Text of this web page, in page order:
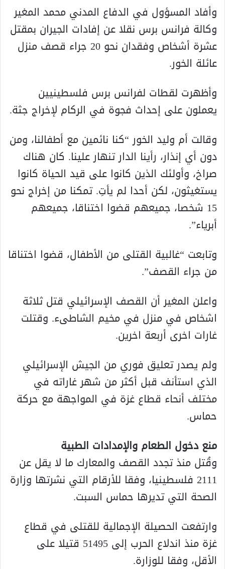
وأفاد المسؤول في الدفاع المدني محمد المغير
وكالة فرانس برس نقلا عن إفادات الجيران بمقتل
عشرة أشخاص وفقدان نحو 20 جراء قصف منزل
عائلة الخور.
وأظهرت لقطات لفرانس برس فلسطينيين
يعملون على إحداث فجوة في الركام لإخراج جثة.
وقالت أم وليد الخور “كنا نائمين مع أطفالنا، ومن
دون أي إنذار، رأينا الدار تنهار علينا. كان هناك
صراخ، وأولئك الذين كانوا على قيد الحياة كانوا
يستغيثون، لكن أحدا لم يأتِ. تمكنا من إخراج نحو
15 شخصا، جميعهم قضوا اختناقا، جميعهم
أبرياء”.
وتابعت “غالبية القتلى من الأطفال، قضوا اختناقا
من جراء القصف”.
واعلن المغير أن القصف الإسرائيلي قتل ثلاثة
اشخاص في منزل في مخيم الشاطىء. وقتلت
غارات اخرى أربعة اخرين.
ولم يصدر تعليق فوري من الجيش الإسرائيلي
الذي استأنف قبل أكثر من شهر غاراته في
مختلف أنحاء قطاع غزة في المواجهة مع حركة
حماس.
منع دخول الطعام والإمدادات الطبية
وقُتل منذ تجدد القصف والمعارك ما لا يقل عن
2111 فلسطينيا، وفقا للأرقام التي نشرتها وزارة
الصحة التي تديرها حماس السبت.
وارتفعت الحصيلة الإجمالية للقتلى في قطاع
غزة منذ اندلاع الحرب إلى 51495 قتيلا على
الأقل، وفقا للوزارة.